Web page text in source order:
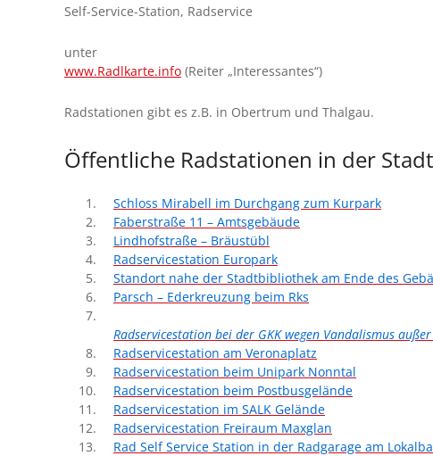
Self-Service-Station, Radservice
unter
www.Radlkarte.info (Reiter „Interessantes“)
Radstationen gibt es z.B. in Obertrum und Thalgau.
Öffentliche Radstationen in der
Schloss Mirabell im Durchgang zum Kurpark
Faberstraße 11 – Amtsgebäude
Lindhofstraße – Bräustübl
Radservicestation Europark
Standort nahe der Stadtbibliothek am Ende des
Parsch – Ederkreuzung beim Rks
Radservicestation bei der GKK wegen Vandalismus
Radservicestation am Veronaplatz
Radservicestation beim Unipark Nonntal
Radservicestation beim Postbusgelände
Radservicestation im SALK Gelände
Radservicestation Freiraum Maxglan
Rad Self Service Station in der Radgarage am